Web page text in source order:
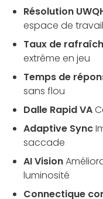
Résolution
espace de
Taux de
extrême en jeu
Temps de
sans flou
Dalle Rapid VA
Adaptive Sync
saccade
AI Vision
luminosité
Connectique